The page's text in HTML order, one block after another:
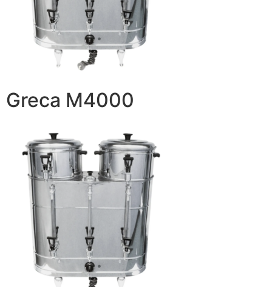
Greca M4000